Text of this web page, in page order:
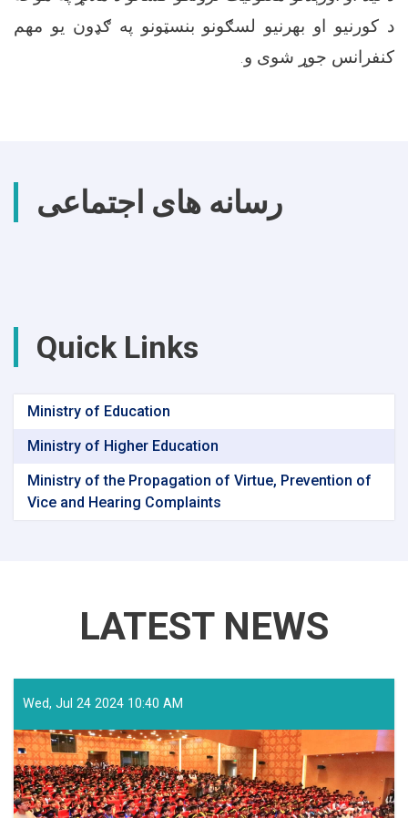
د کورنیو او بهرنیو لسګونو بنسټونو په ګډون یو مهم
کنفرانس جوړ شوی و.
رسانه های اجتماعی
Quick Links
Ministry of Education
Ministry of Higher Education
Ministry of the Propagation of Virtue, Prevention of
Vice and Hearing Complaints
LATEST NEWS
Wed, Jul 24 2024 10:40 AM